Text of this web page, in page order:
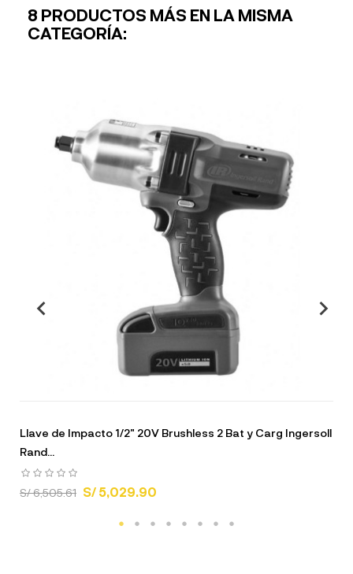
8 PRODUCTOS MÁS EN LA MISMA
CATEGORÍA:
Llave de Impacto 1/2" 20V Brushless 2 Bat y Carg Ingersoll
Rand...
S/ 6,505.61 S/ 5,029.90